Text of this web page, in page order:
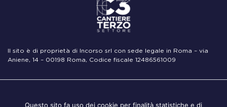
Il sito è di proprietà di Incorso srl con sede legale in Roma – via
Aniene, 14 – 00198 Roma, Codice fiscale 12486561009
Questo sito fa uso dei cookie per finalità statistiche e di